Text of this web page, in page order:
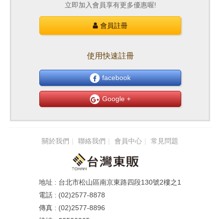
立即加入會員享有更多優惠喔!
會員註冊
使用快速註冊
facebook
Google +
關於我們 聯絡我們 會員中心 常見問題
台北市松山區南京東路四段130號2樓之1
(02)2577-8878
(02)2577-8896